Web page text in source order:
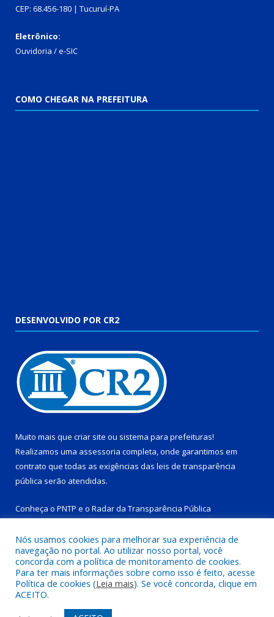
CEP: 68.456-180 | Tucuruí-PA
Eletrônico:
Ouvidoria /e-SIC
COMO CHEGAR NA PREFEITURA
DESENVOLVIDO POR CR2
Muito mais que criar site ou sistema para prefeituras!
Realizamos uma assessoria completa, onde garantimos em
contrato que todas as exigências das leis de transparência
pública serão atendidas.
Conheça o PNTP e o Radar da Transparência Pública
Todos os direitos reservados a Prefeitura Municipal de Tucuruí-
PA.
Acessar Área Administrativa
Nós usamos cookies para melhorar sua experiência de
navegação no portal. Ao utilizar nosso portal, você
concorda com a política de monitoramento de cookies.
Para ter mais informações sobre como isso é feito, acesse
Política de cookies (Leia mais). Se você concorda, clique em
ACEITO.